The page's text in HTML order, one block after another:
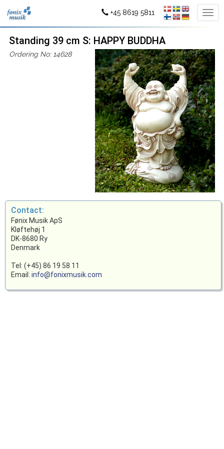
+45 8619 5811
Standing 39 cm S: HAPPY BUDDHA
Ordering No: 14628
Contact:
Fønix Musik ApS
Kløftehøj 1
DK-8680 Ry
Denmark
Tel: (+45) 86 19 58 11
Email: info@fonixmusik.com